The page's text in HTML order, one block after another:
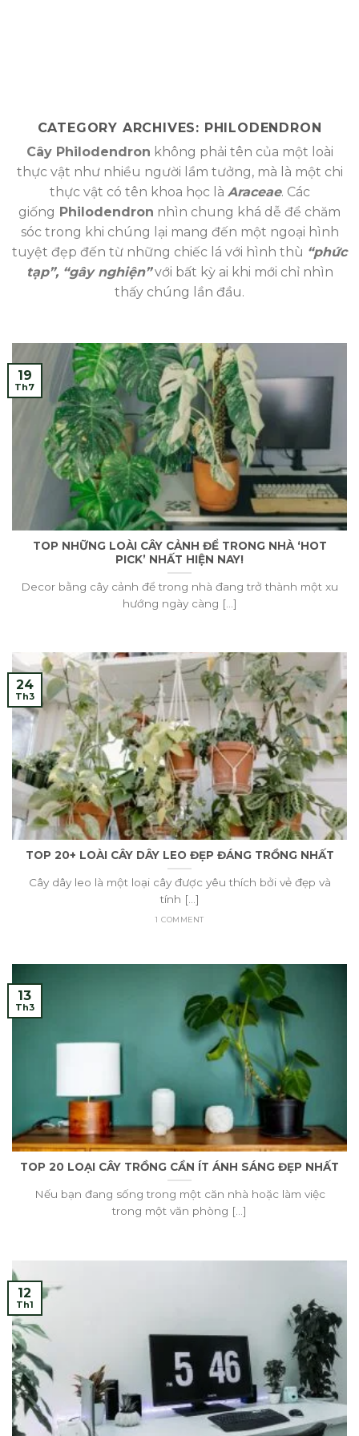
CATEGORY ARCHIVES: PHILODENDRON
Cây Philodendron không phải tên của một loài
thực vật như nhiều người lầm tưởng, mà là một chi
thực vật có tên khoa học là Araceae. Các
giống Philodendron nhìn chung khá dễ để chăm
sóc trong khi chúng lại mang đến một ngoại hình
tuyệt đẹp đến từ những chiếc lá với hình thù “phức
tạp”, “gây nghiện”với bất kỳ ai khi mới chỉ nhìn
thấy chúng lần đầu.
TOP NHỮNG LOÀI CÂY CẢNH ĐỂ TRONG NHÀ ‘HOT
PICK’ NHẤT HIỆN NAY!
Decor bằng cây cảnh để trong nhà đang trở thành một xu
hướng ngày càng [...]
19
Th7
TOP 20+ LOÀI CÂY DÂY LEO ĐẸP ĐÁNG TRỒNG NHẤT
Cây dây leo là một loại cây được yêu thích bởi vẻ đẹp và
tính [...]
1 COMMENT
24
Th3
TOP 20 LOẠI CÂY TRỒNG CẦN ÍT ÁNH SÁNG ĐẸP NHẤT
Nếu bạn đang sống trong một căn nhà hoặc làm việc
trong một văn phòng [...]
13
Th3
12
Th1